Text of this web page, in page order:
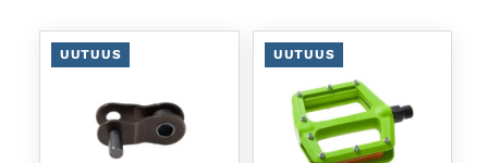
UUTUUS UUTUUS